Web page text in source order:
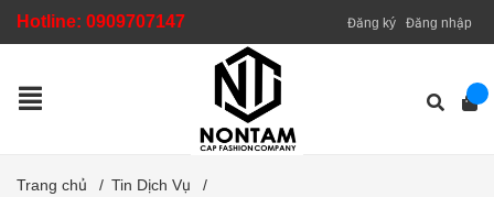
Hotline: 0909707147 Đăng ký Đăng nhập
Trang chủ / Tin Dịch Vụ
/